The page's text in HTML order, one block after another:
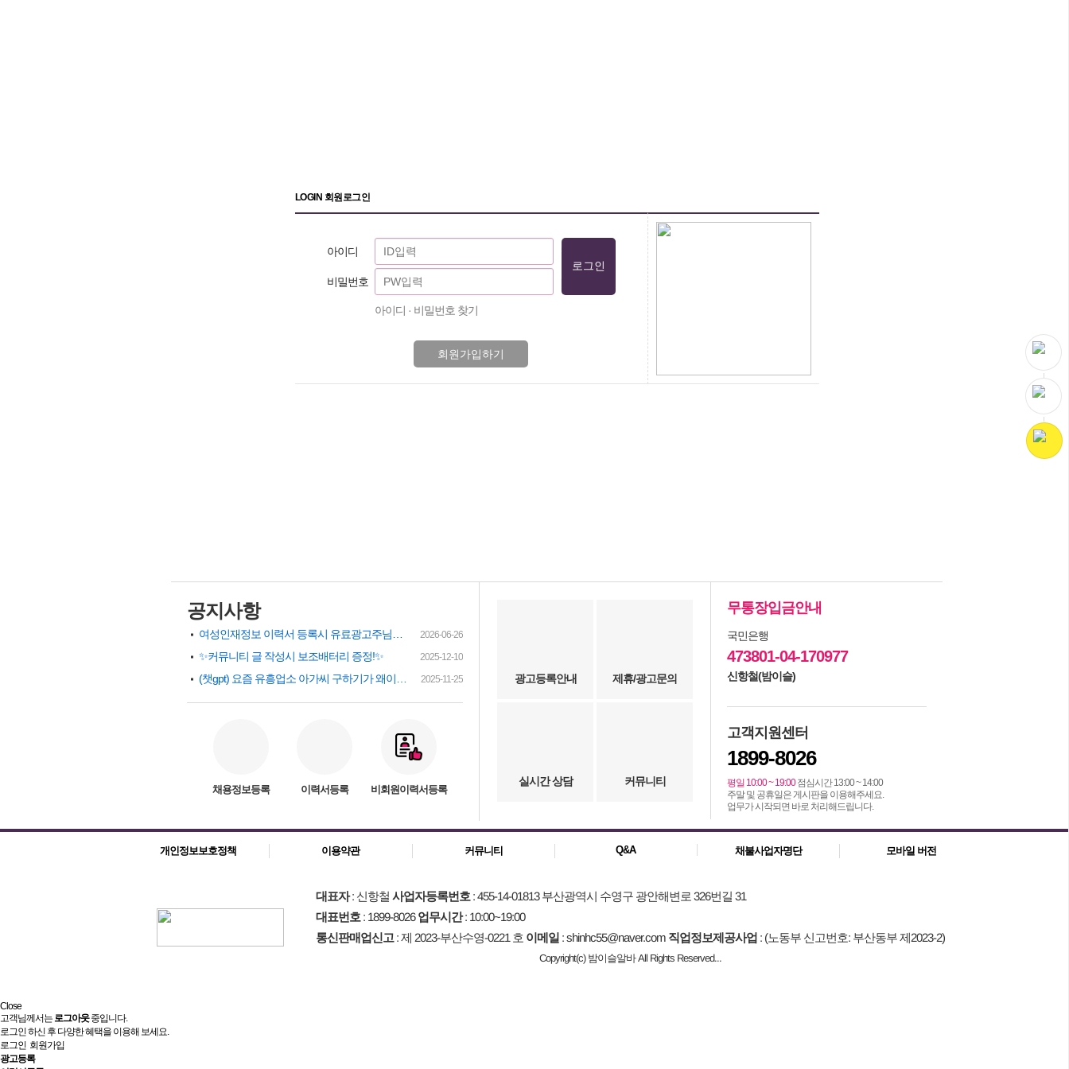
LOGIN 회원로그인
아이디
비밀번호
아이디 · 비밀번호 찾기
회원가입하기
공지사항
2026-06-26
✨커뮤니티 글 작성시 보조배터리 증정!✨ 2025-12-10
2025-11-25
채용정보등록 이력서등록 비회원이력서등록
광고등록안내 제휴/광고문의
실시간 상담 커뮤니티
무통장입금안내
국민은행
473801-04-170977
신항철(밤이슬)
고객지원센터
1899-8026
평일 10:00 ~ 19:00점심시간 13:00 ~ 14:00
주말 및 공휴일은 게시판을 이용해주세요.
업무가 시작되면 바로 처리해드립니다.
개인정보보호정책 이용약관 커뮤니티 Q&A 채불사업자명단 모바일 버전
대표자: 신항철사업자등록번호 : 455-14-01813 부산광역시 수영구 광안해변로 326번길 31
대표번호 : 1899-8026업무시간: 10:00~19:00
통신판매업신고: 제 2023-부산수영-0221 호 이메일 : shinhc55@naver.com 직업정보제공사업 : (노동부 신고번호: 부산동부 제2023-2)
Copyright(c) 밤이슬알바 All Rights Reserved...
Close
고객님께서는로그아웃중입니다.
로그인 하신 후 다양한 혜택을 이용해 보세요.
로그인 회원가입
광고등록